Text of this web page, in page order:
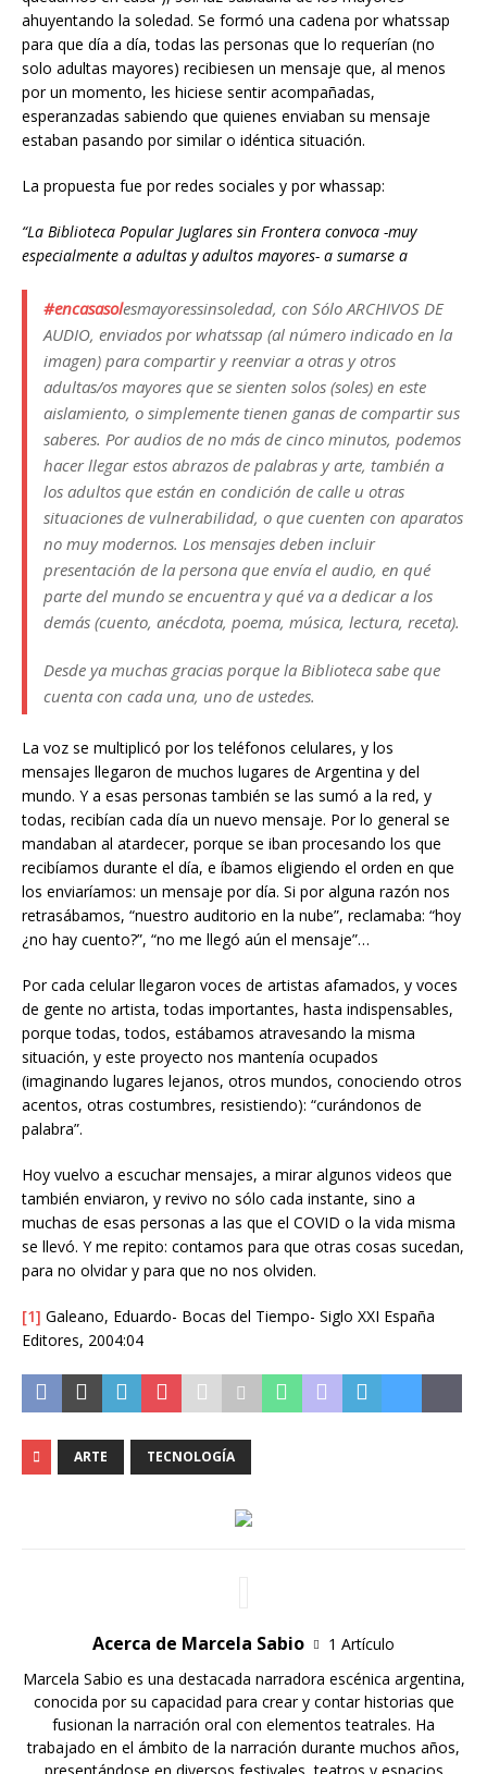
ahuyentando la soledad. Se formó una cadena por whatssap
para que día a día, todas las personas que lo requerían (no
solo adultas mayores) recibiesen un mensaje que, al menos
por un momento, les hiciese sentir acompañadas,
esperanzadas sabiendo que quienes enviaban su mensaje
estaban pasando por similar o idéntica situación.
La propuesta fue por redes sociales y por whassap:
“La Biblioteca Popular Juglares sin Frontera convoca -muy
especialmente a adultas y adultos mayores- a sumarse a
#encasasolesmayoressinsoledad, con Sólo ARCHIVOS DE
AUDIO, enviados por whatssap (al número indicado en la
imagen) para compartir y reenviar a otras y otros
adultas/os mayores que se sienten solos (soles) en este
aislamiento, o simplemente tienen ganas de compartir sus
saberes. Por audios de no más de cinco minutos, podemos
hacer llegar estos abrazos de palabras y arte, también a
los adultos que están en condición de calle u otras
situaciones de vulnerabilidad, o que cuenten con aparatos
no muy modernos. Los mensajes deben incluir
presentación de la persona que envía el audio, en qué
parte del mundo se encuentra y qué va a dedicar a los
demás (cuento, anécdota, poema, música, lectura, receta).
Desde ya muchas gracias porque la Biblioteca sabe que
cuenta con cada una, uno de ustedes.
La voz se multiplicó por los teléfonos celulares, y los
mensajes llegaron de muchos lugares de Argentina y del
mundo. Y a esas personas también se las sumó a la red, y
todas, recibían cada día un nuevo mensaje. Por lo general se
mandaban al atardecer, porque se iban procesando los que
recibíamos durante el día, e íbamos eligiendo el orden en que
los enviaríamos: un mensaje por día. Si por alguna razón nos
retrasábamos, “nuestro auditorio en la nube”, reclamaba: “hoy
¿no hay cuento?”, “no me llegó aún el mensaje”…
Por cada celular llegaron voces de artistas afamados, y voces
de gente no artista, todas importantes, hasta indispensables,
porque todas, todos, estábamos atravesando la misma
situación, y este proyecto nos mantenía ocupados
(imaginando lugares lejanos, otros mundos, conociendo otros
acentos, otras costumbres, resistiendo): “curándonos de
palabra”.
Hoy vuelvo a escuchar mensajes, a mirar algunos videos que
también enviaron, y revivo no sólo cada instante, sino a
muchas de esas personas a las que el COVID o la vida misma
se llevó. Y me repito: contamos para que otras cosas sucedan,
para no olvidar y para que no nos olviden.
[1] Galeano, Eduardo- Bocas del Tiempo- Siglo XXI España
Editores, 2004:04
ARTE TECNOLOGÍA
Acerca de Marcela Sabio
1 Artículo
Marcela Sabio es una destacada narradora escénica argentina,
conocida por su capacidad para crear y contar historias que
fusionan la narración oral con elementos teatrales. Ha
trabajado en el ámbito de la narración durante muchos años,